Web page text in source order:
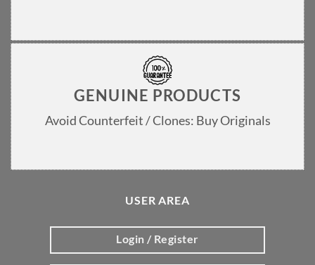
GENUINE PRODUCTS
Avoid Counterfeit / Clones: Buy Originals
USER AREA
Login / Register